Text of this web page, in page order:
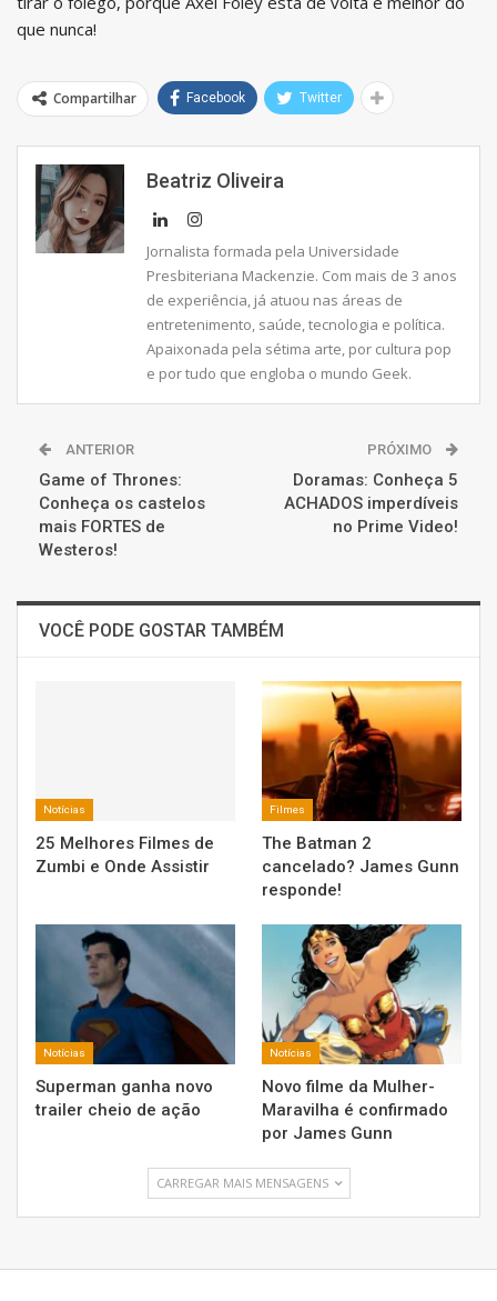
que nunca!
Compartilhar Facebook Twitter
Beatriz Oliveira
Jornalista formada pela Universidade
Presbiteriana Mackenzie. Com mais de 3 anos
de experiência, já atuou nas áreas de
entretenimento, saúde, tecnologia e política.
Apaixonada pela sétima arte, por cultura pop
e por tudo que engloba o mundo Geek.
ANTERIOR
Game of Thrones:
Conheça os castelos
mais FORTES de
Westeros!
PRÓXIMO
Doramas: Conheça 5
ACHADOS imperdíveis
no Prime Video!
VOCÊ PODE GOSTAR TAMBÉM
Notícias
25 Melhores Filmes de
Zumbi e Onde Assistir
Filmes
The Batman 2
cancelado? James Gunn
responde!
Notícias
Superman ganha novo
trailer cheio de ação
Notícias
Novo filme da Mulher-
Maravilha é confirmado
por James Gunn
CARREGAR MAIS MENSAGENS